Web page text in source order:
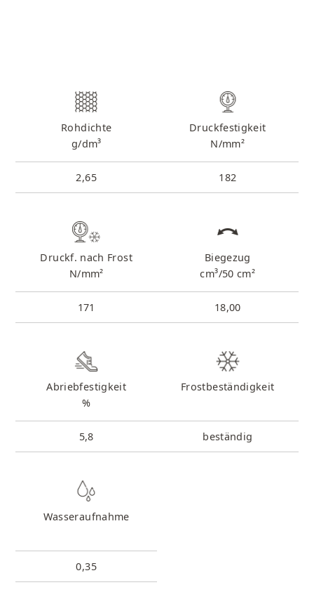
Rohdichte
g/dm³
2,65
Druckfestigkeit
N/mm²
182
Druckf. nach Frost
N/mm²
171
Biegezug
cm³/50 cm²
18,00
Abriebfestigkeit
%
5,8
Frostbeständigkeit
beständig
Wasseraufnahme
0,35